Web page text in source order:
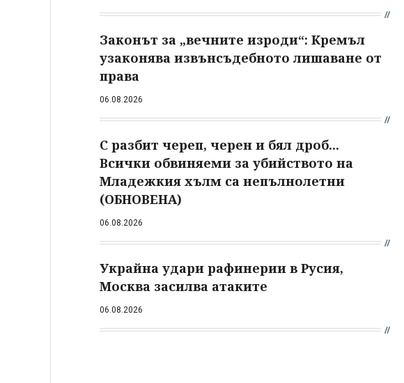
Законът за „вечните изроди“: Кремъл
узаконява извънсъдебното лишаване от
права
06.08.2026
С разбит череп, черен и бял дроб...
Всички обвиняеми за убийството на
Младежкия хълм са непълнолетни
(ОБНОВЕНА)
06.08.2026
Украйна удари рафинерии в Русия,
Москва засилва атаките
06.08.2026